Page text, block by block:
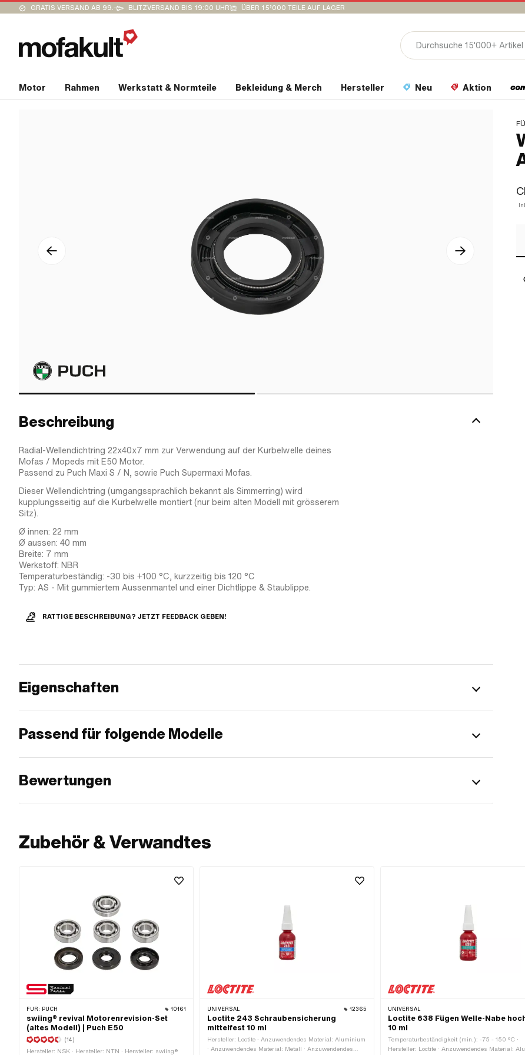
GRATIS VERSAND AB 99.- BLITZVERSAND BIS 19:00 UHR ÜBER 15’000 TEILE AUF LAGER
Motor Rahmen Werkstatt & Normteile Bekleidung & Merch Hersteller Neu Aktion
Beschreibung
Radial-Wellendichtring 22x40x7 mm zur Verwendung auf der Kurbelwelle deines
Mofas / Mopeds mit E50 Motor.
Passend zu Puch Maxi S / N, sowie Puch Supermaxi Mofas.
Dieser Wellendichtring (umgangssprachlich bekannt als Simmerring) wird
kupplungsseitig auf die Kurbelwelle montiert (nur beim alten Modell mit grösserem
Sitz).
Ø innen: 22 mm
Ø aussen: 40 mm
Breite: 7 mm
Werkstoff: NBR
Temperaturbeständig: -30 bis +100 °C, kurzzeitig bis 120 °C
Typ: AS - Mit gummiertem Aussenmantel und einer Dichtlippe & Staublippe.
RATTIGE BESCHREIBUNG? JETZT FEEDBACK GEBEN!
Eigenschaften
Passend für folgende Modelle
Bewertungen
Zubehör & Verwandtes
FÜR: PUCH 10161
swiing® revival Motorenrevision-Set
(altes Modell) | Puch E50
(14)
Hersteller: NSK · Hersteller: NTN · Hersteller: swiing®
UNIVERSAL 12365
Loctite 243 Schraubensicherung
mittelfest 10 ml
Hersteller: Loctite · Anzuwendendes Material: Aluminium
· Anzuwendendes Material: Metall · Anzuwendendes
UNIVERSAL
Loctite 638 Fügen Welle-Nabe
10 ml
Temperaturbeständigkeit (min.): -75 - 150 °C ·
Hersteller: Loctite · Anzuwendendes Material: